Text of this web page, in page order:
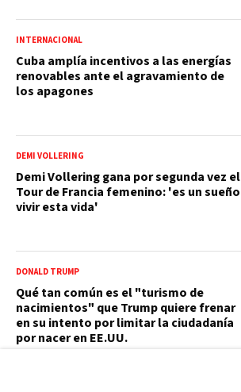
INTERNACIONAL
Cuba amplía incentivos a las energías
renovables ante el agravamiento de
los apagones
DEMI VOLLERING
Demi Vollering gana por segunda vez el
Tour de Francia femenino: 'es un sueño
vivir esta vida'
DONALD TRUMP
Qué tan común es el "turismo de
nacimientos" que Trump quiere frenar
en su intento por limitar la ciudadanía
por nacer en EE.UU.